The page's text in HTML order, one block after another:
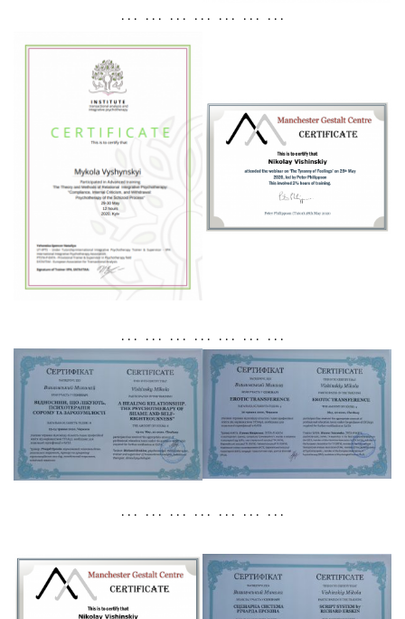
. . . . . . . . . . . . . . . . . . . . .
. . . . . . . . . . . . . . . . . . . . .
. . . . . . . . . . . . . . . . . . . . .